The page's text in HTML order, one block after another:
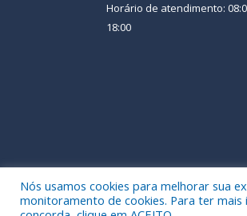
Horário de atendimento:
18:00
Todos os direitos
Nós usamos cookies para melhorar sua
monitoramento de cookies. Para ter